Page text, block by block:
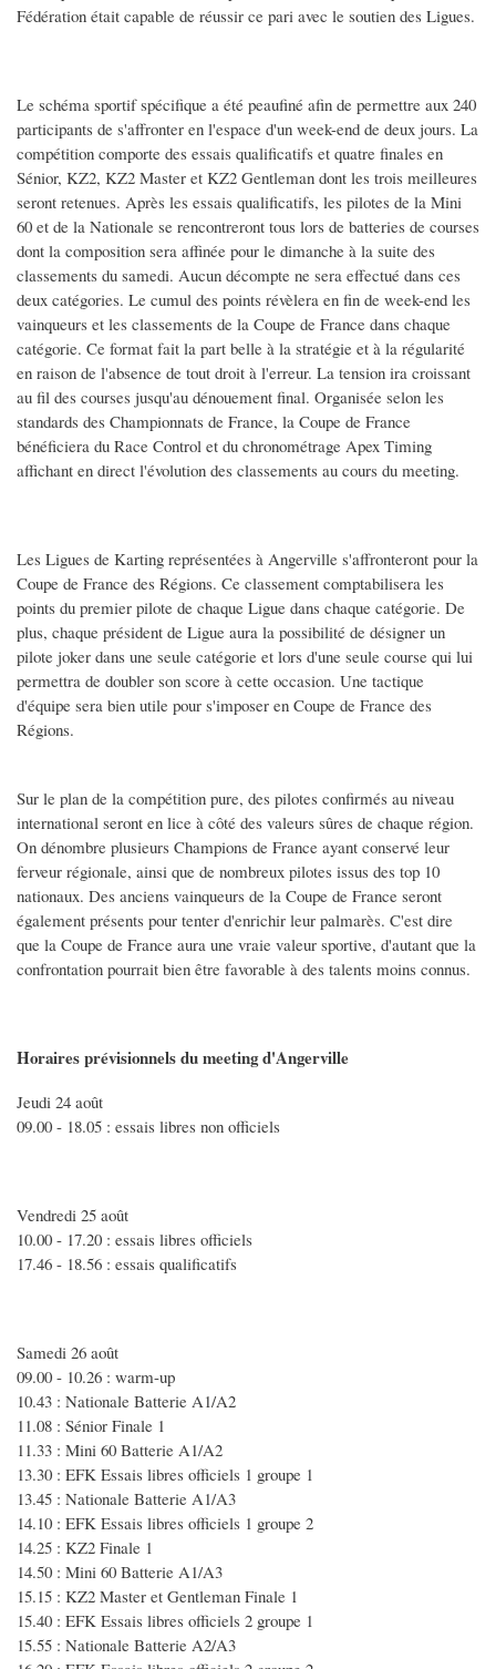
Fédération était capable de réussir ce pari avec le soutien des Ligues.
Le schéma sportif spécifique a été peaufiné afin de permettre aux 240
participants de s'affronter en l'espace d'un week-end de deux jours. La
compétition comporte des essais qualificatifs et quatre finales en
Sénior, KZ2, KZ2 Master et KZ2 Gentleman dont les trois meilleures
seront retenues. Après les essais qualificatifs, les pilotes de la Mini
60 et de la Nationale se rencontreront tous lors de batteries de courses
dont la composition sera affinée pour le dimanche à la suite des
classements du samedi. Aucun décompte ne sera effectué dans ces
deux catégories. Le cumul des points révèlera en fin de week-end les
vainqueurs et les classements de la Coupe de France dans chaque
catégorie. Ce format fait la part belle à la stratégie et à la régularité
en raison de l'absence de tout droit à l'erreur. La tension ira croissant
au fil des courses jusqu'au dénouement final. Organisée selon les
standards des Championnats de France, la Coupe de France
bénéficiera du Race Control et du chronométrage Apex Timing
affichant en direct l'évolution des classements au cours du meeting.
Les Ligues de Karting représentées à Angerville s'affronteront pour la
Coupe de France des Régions. Ce classement comptabilisera les
points du premier pilote de chaque Ligue dans chaque catégorie. De
plus, chaque président de Ligue aura la possibilité de désigner un
pilote joker dans une seule catégorie et lors d'une seule course qui lui
permettra de doubler son score à cette occasion. Une tactique
d'équipe sera bien utile pour s'imposer en Coupe de France des
Régions.
Sur le plan de la compétition pure, des pilotes confirmés au niveau
international seront en lice à côté des valeurs sûres de chaque région.
On dénombre plusieurs Champions de France ayant conservé leur
ferveur régionale, ainsi que de nombreux pilotes issus des top 10
nationaux. Des anciens vainqueurs de la Coupe de France seront
également présents pour tenter d'enrichir leur palmarès. C'est dire
que la Coupe de France aura une vraie valeur sportive, d'autant que la
confrontation pourrait bien être favorable à des talents moins connus.
Horaires prévisionnels du meeting d'Angerville
Jeudi 24 août
09.00 - 18.05 : essais libres non officiels
Vendredi 25 août
10.00 - 17.20 : essais libres officiels
17.46 - 18.56 : essais qualificatifs
Samedi 26 août
09.00 - 10.26 : warm-up
10.43 : Nationale Batterie A1/A2
11.08 : Sénior Finale 1
11.33 : Mini 60 Batterie A1/A2
13.30 : EFK Essais libres officiels 1 groupe 1
13.45 : Nationale Batterie A1/A3
14.10 : EFK Essais libres officiels 1 groupe 2
14.25 : KZ2 Finale 1
14.50 : Mini 60 Batterie A1/A3
15.15 : KZ2 Master et Gentleman Finale 1
15.40 : EFK Essais libres officiels 2 groupe 1
15.55 : Nationale Batterie A2/A3